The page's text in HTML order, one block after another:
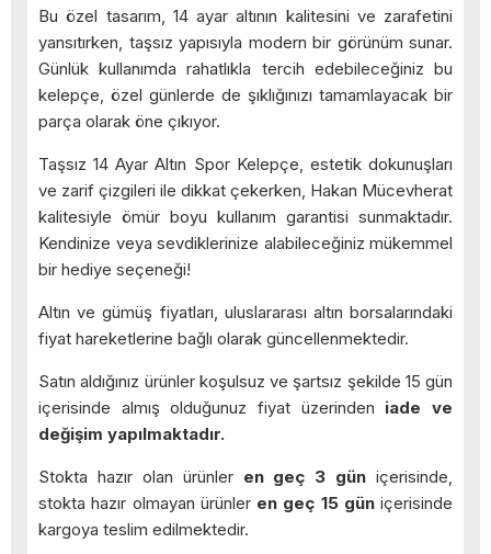
Bu özel tasarım, 14 ayar altının kalitesini ve zarafetini
yansıtırken, taşsız yapısıyla modern bir görünüm sunar.
Günlük kullanımda rahatlıkla tercih edebileceğiniz bu
kelepçe, özel günlerde de şıklığınızı tamamlayacak bir
parça olarak öne çıkıyor.
Taşsız 14 Ayar Altın Spor Kelepçe, estetik dokunuşları
ve zarif çizgileri ile dikkat çekerken, Hakan Mücevherat
kalitesiyle ömür boyu kullanım garantisi sunmaktadır.
Kendinize veya sevdiklerinize alabileceğiniz mükemmel
bir hediye seçeneği!
Altın ve gümüş fiyatları, uluslararası altın borsalarındaki
fiyat hareketlerine bağlı olarak güncellenmektedir.
Satın aldığınız ürünler koşulsuz ve şartsız şekilde 15 gün
içerisinde almış olduğunuz fiyat üzerinden iade ve
değişim yapılmaktadır.
Stokta hazır olan ürünler en geç 3 gün içerisinde,
stokta hazır olmayan ürünler en geç 15 güniçerisinde
kargoya teslim edilmektedir.